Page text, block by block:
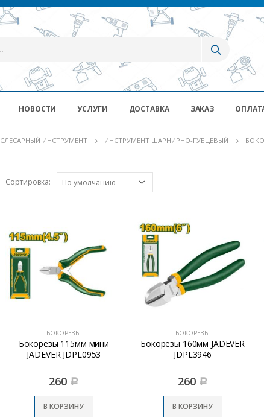
НОВОСТИ УСЛУГИ ДОСТАВКА ЗАКАЗ
СЛЕСАРНЫЙ ИНСТРУМЕНТ ИНСТРУМЕНТ ШАРНИРНО-ГУБЦЕВЫЙ
Сортировка:
БОКОРЕЗЫ
Бокорезы 115мм мини
JADEVER JDPL0953
260 Р
В КОРЗИНУ
БОКОРЕЗЫ
Бокорезы 160мм JADEVER
JDPL3946
260 Р
В КОРЗИНУ